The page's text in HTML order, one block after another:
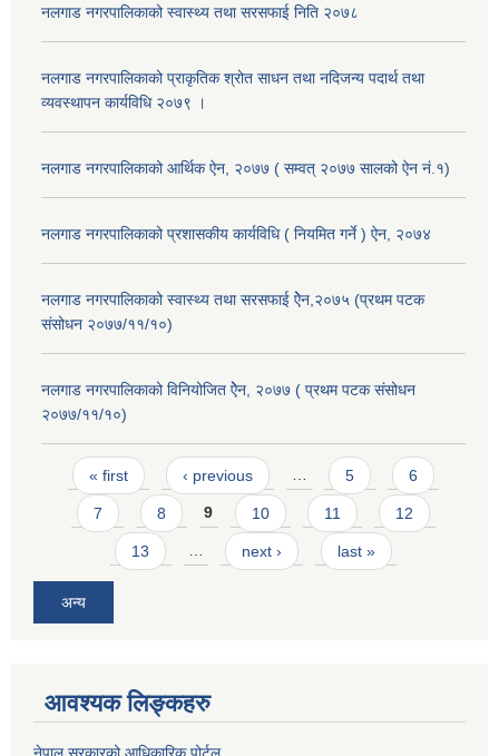
नलगाड नगरपालिकाको स्वास्थ्य तथा सरसफाई निति २०७८
नलगाड नगरपालिकाको प्राकृतिक श्रोत साधन तथा नदिजन्य पदार्थ तथा
व्यवस्थापन कार्यविधि २०७९ ।
नलगाड नगरपालिकाको आर्थिक ऐन, २०७७ ( सम्वत् २०७७ सालको ऐन नं.१)
नलगाड नगरपालिकाको प्रशासकीय कार्यविधि ( नियमित गर्ने ) ऐन, २०७४
नलगाड नगरपालिकाको स्वास्थ्य तथा सरसफाई ऐेन,२०७५ (प्रथम पटक
संसोधन २०७७/११/१०)
नलगाड नगरपालिकाको विनियोजित ऐेन, २०७७ ( प्रथम पटक संसोधन
२०७७/११/१०)
Pages
« first ‹ previous … 5 6
7 8 9 10 11 12
13 … next › last »
अन्य
आवश्यक लिङ्कहरु